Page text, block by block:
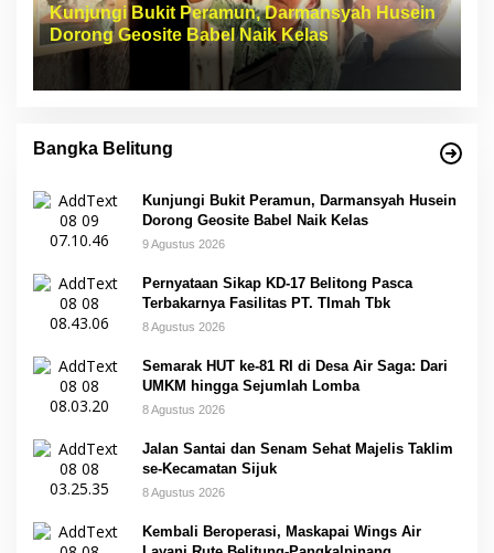
Kunjungi Bukit Peramun, Darmansyah Husein
Dorong Geosite Babel Naik Kelas
Bangka Belitung
Kunjungi Bukit Peramun, Darmansyah Husein
Dorong Geosite Babel Naik Kelas
9 Agustus 2026
Pernyataan Sikap KD-17 Belitong Pasca
Terbakarnya Fasilitas PT. TImah Tbk
8 Agustus 2026
Semarak HUT ke-81 RI di Desa Air Saga: Dari
UMKM hingga Sejumlah Lomba
8 Agustus 2026
Jalan Santai dan Senam Sehat Majelis Taklim
se-Kecamatan Sijuk
8 Agustus 2026
Kembali Beroperasi, Maskapai Wings Air